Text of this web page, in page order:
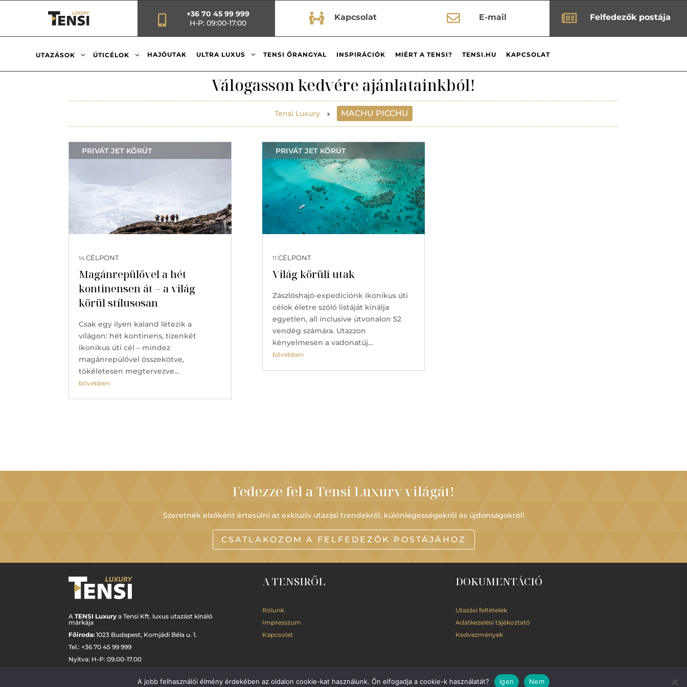
+36 70 45 99 999
H-P: 09:00-17:00
 Kapcsolat  Felfedezők postája
 E-mail
UTAZÁSOK 3 ÚTICÉLOK 3 HAJÓUTAK ULTRA LUXUS 3 TENSI ŐRANGYAL INSPIRÁCIÓK MIÉRT A TENSI? TENSI.HU KAPCSOLAT
Válogasson kedvére ajánlatainkból!
Tensi Luxury E MACHU PICCHU
Magánrepülővel a hét
kontinensen át – a világ
körül stílusosan
14 CÉLPONT
PRIVÁT JET KÖRÚT
Csak egy ilyen kaland létezik a
világon: hét kontinens, tizenkét
ikonikus úti cél – mindez
magánrepülővel összekötve,
tökéletesen megtervezve…
bővebben
Világ körüli utak
11 CÉLPONT
PRIVÁT JET KÖRÚT
Zászlóshajó-expedíciónk ikonikus úti
célok életre szóló listáját kínálja
egyetlen, all inclusive útvonalon 52
vendég számára. Utazzon
kényelmesen a vadonatúj…
bővebben
Fedezze fel a Tensi Luxury világát!
Szeretnék elsőként értesülni az exkluzív utazási trendekről, különlegességekről és újdonságokról!
CSATLAKOZOM A FELFEDEZŐK POSTÁJÁHOZ
ATENSI Luxury a Tensi Kft. luxus utazást kínáló
márkája
Főiroda:1023 Budapest, Komjádi Béla u. 1.
Tel.: +36 70 45 99 999
Nyitva: H-P: 09.00-17.00
A TENSIRŐL
Rólunk
Impresszum
Kapcsolat
DOKUMENTÁCIÓ
Utazási feltételek
Adatkezelési tájékoztató
Kedvezmények
A jobb felhasználói élmény érdekében az oldalon cookie-kat használunk. Ön elfogadja a cookie-k használatát? Igen Nem